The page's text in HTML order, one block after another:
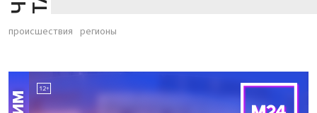
происшествия регионы